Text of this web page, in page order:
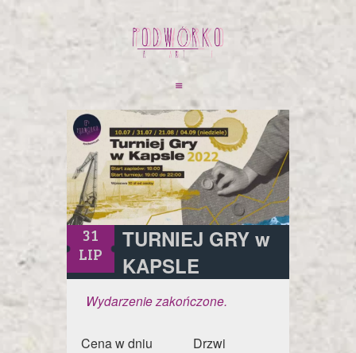
31
LIP
TURNIEJ GRY w
KAPSLE
Wydarzenie zakończone.
Cena w dniu Drzwi